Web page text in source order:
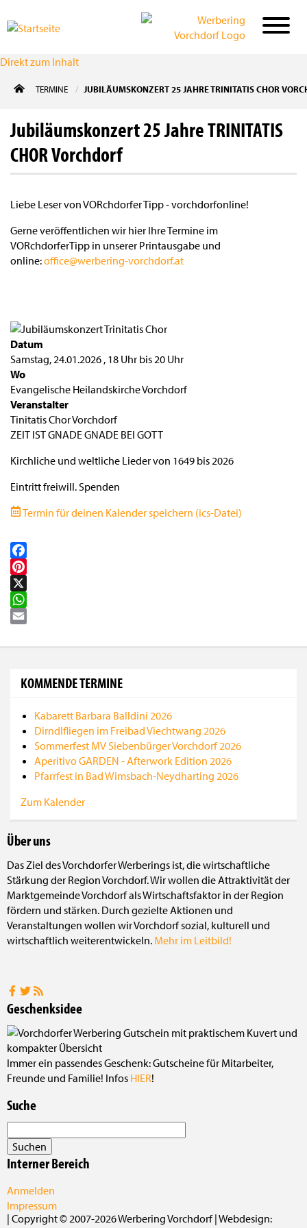
Direkt zum Inhalt
TERMINE JUBILÄUMSKONZERT 25 JAHRE TRINITATIS CHOR
Jubiläumskonzert 25 Jahre TRINITATIS
CHOR Vorchdorf
Liebe Leser von VORchdorfer Tipp - vorchdorfonline!
Gerne veröffentlichen wir hier Ihre Termine im
VORchdorferTipp in unserer Printausgabe und
online:office@werbering-vorchdorf.at
Datum
Samstag, 24.01.2026 , 18 Uhr bis20 Uhr
Wo
Evangelische Heilandskirche Vorchdorf
Veranstalter
Tinitatis Chor Vorchdorf
ZEIT IST GNADE GNADE BEI GOTT
Kirchliche und weltliche Lieder von 1649 bis 2026
Eintritt freiwill. Spenden
Termin für deinen Kalender speichern (ics-Datei)
Facebook
Pinterest
X
WhatsApp
KOMMENDE TERMINE
Kabarett Barbara Balldini 2026
Dirndlfliegen im Freibad Viechtwang 2026
Sommerfest MV Siebenbürger Vorchdorf 2026
Aperitivo GARDEN - Afterwork Edition 2026
Pfarrfest in Bad Wimsbach-Neydharting 2026
Zum Kalender
Über uns
Das Ziel des Vorchdorfer Werberings ist, die wirtschaftliche
Stärkung der Region Vorchdorf. Wir wollen die Attraktivität der
Marktgemeinde Vorchdorf als Wirtschaftsfaktor in der Region
fördern und stärken. Durch gezielte Aktionen und
Veranstaltungen wollen wir Vorchdorf sozial, kulturell und
wirtschaftlich weiterentwickeln. Mehr im Leitbild!
Geschenksidee
Immer ein passendes Geschenk: Gutscheine für Mitarbeiter,
Freunde und Familie! Infos HIER!
Suche
Interner Bereich
Anmelden
Impressum
| Copyright © 2007-2026 Werbering Vorchdorf | Webdesign: